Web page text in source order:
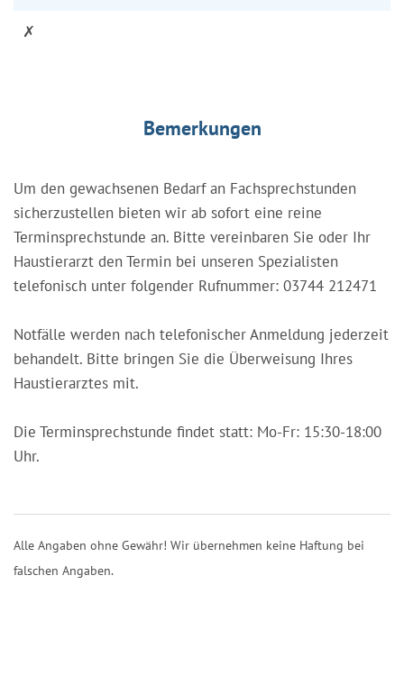
✗
Bemerkungen
Um den gewachsenen Bedarf an Fachsprechstunden
sicherzustellen bieten wir ab sofort eine reine
Terminsprechstunde an. Bitte vereinbaren Sie oder Ihr
Haustierarzt den Termin bei unseren Spezialisten
telefonisch unter folgender Rufnummer: 03744 212471
Notfälle werden nach telefonischer Anmeldung jederzeit
behandelt. Bitte bringen Sie die Überweisung Ihres
Haustierarztes mit.
Die Terminsprechstunde findet statt: Mo-Fr: 15:30-18:00
Uhr.
Alle Angaben ohne Gewähr! Wir übernehmen keine Haftung bei
falschen Angaben.